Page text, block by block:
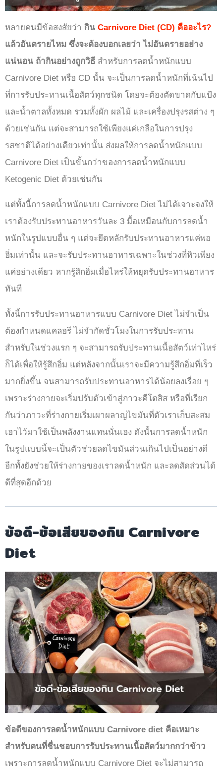
หลายคนมีข้อสงสัยว่า กิน Carnivore Diet (CD) คืออะไร?
แล้วอันตรายไหม ซึ่งจะต้องบอกเลยว่า ไม่อันตรายอย่าง
แน่นอน ถ้ากินอย่างถูกวิธี สำหรับการลดน้ำหนักแบบ
Carnivore Diet หรือ CD นั้น จะเป็นการลดน้ำหนักที่เน้นไป
ที่การรับประทานเนื้อสัตว์ทุกชนิด โดยจะต้องตัดขาดกับแป้ง
และน้ำตาลทั้งหมด รวมทั้งผัก ผลไม้ และเครื่องปรุงรสต่าง ๆ
ด้วยเช่นกัน แต่จะสามารถใช้เพียงแค่เกลือในการปรุง
รสชาติได้อย่างเดียวเท่านั้น ส่งผลให้การลดน้ำหนักแบบ
Carnivore Diet เป็นขั้นกว่าของการลดน้ำหนักแบบ
Ketogenic Diet ด้วยเช่นกัน
แต่ทั้งนี้การลดน้ำหนักแบบ Carnivore Diet ไม่ได้เจาะจงให้
เราต้องรับประทานอาหารวันละ 3 มื้อเหมือนกับการลดน้ำ
หนักในรูปแบบอื่น ๆ แต่จะยึดหลักรับประทานอาหารแค่พอ
อิ่มเท่านั้น และจะรับประทานอาหารเฉพาะในช่วงที่หิวเพียง
แค่อย่างเดียว หากรู้สึกอิ่มเมื่อไหร่ให้หยุดรับประทานอาหาร
ทันที
ทั้งนี้การรับประทานอาหารแบบ Carnivore Diet ไม่จำเป็น
ต้องกำหนดแคลอรี ไม่จำกัดชั่วโมงในการรับประทาน
สำหรับในช่วงแรก ๆ จะสามารถรับประทานเนื้อสัตว์เท่าไหร่
ก็ได้เพื่อให้รู้สึกอิ่ม แต่หลังจากนั้นเราจะมีความรู้สึกอิ่มที่เร็ว
มากยิ่งขึ้น จนสามารถรับประทานอาหารได้น้อยลงเรื่อย ๆ
เพราะร่างกายจะเริ่มปรับตัวเข้าสู่ภาวะคีโตสิส หรือที่เรียก
กันว่าภาวะที่ร่างกายเริ่มเผาผลาญไขมันที่ตัวเราเก็บสะสม
เอาไว้มาใช้เป็นพลังงานแทนนั่นเอง ดังนั้นการลดน้ำหนัก
ในรูปแบบนี้จะเป็นตัวช่วยลดไขมันส่วนเกินไปเป็นอย่างดี
อีกทั้งยังช่วยให้ร่างกายของเราลดน้ำหนัก และลดสัดส่วนได้
ดีที่สุดอีกด้วย
ข้อดี-ข้อเสียของกิน Carnivore
Diet
ข้อดีของการลดน้ำหนักแบบ Carnivore diet คือเหมาะ
สำหรับคนที่ชื่นชอบการรับประทานเนื้อสัตว์มากกว่าข้าว
เพราะการลดน้ำหนักแบบ Carnivore Diet จะไม่สามารถ